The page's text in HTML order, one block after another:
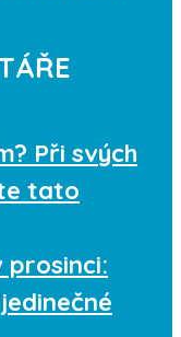
Při svých
tato
prosinci: